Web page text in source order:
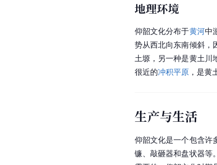
地理环境
仰韶文化分布于黄河中
势从西北向东南倾斜，
土塬，另一种是黄土川
很近的冲积平原 ，是黄
生产与生活
仰韶文化是一个包含许
镰、敲砸器和盘状器等